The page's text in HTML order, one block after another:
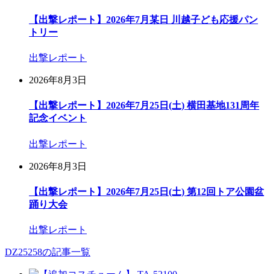
【出撃レポート】2026年7月某日 川越子ども応援パン
トリー
出撃レポート
2026年8月3日
【出撃レポート】2026年7月25日(土) 横田基地131周年
記念イベント
出撃レポート
2026年8月3日
【出撃レポート】2026年7月25日(土) 第12回トア公園盆
踊り大会
出撃レポート
DZ25258の記事一覧